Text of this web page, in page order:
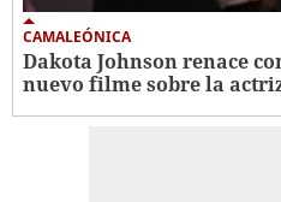
CAMALEÓNICA
Dakota Johnson renace
nuevo filme sobre la